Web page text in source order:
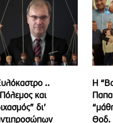
..
και
δι’
Η
Θοδ.